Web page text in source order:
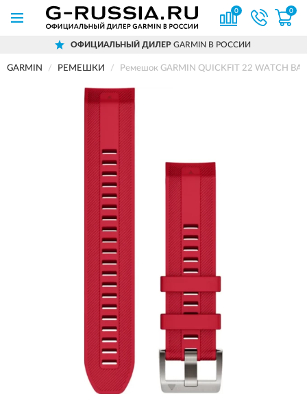
0 0
ОФИЦИАЛЬНЫЙ ДИЛЕР GARMIN В РОССИИ
GARMIN РЕМЕШКИ Ремешок GARMIN QUICKFIT 22 WATCH